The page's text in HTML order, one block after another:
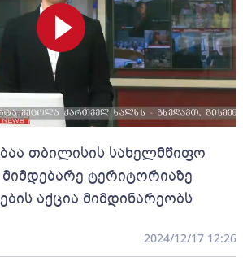
თბილისის სახელმწიფო
მიმდებარე ტერიტორიაზე
აქცია მიმდინარეობს
2024/12/17 12:26